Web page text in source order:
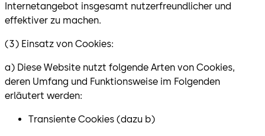
Internetangebot insgesamt nutzerfreundlicher und
effektiver zu machen.
(3) Einsatz von Cookies:
a) Diese Website nutzt folgende Arten von Cookies,
deren Umfang und Funktionsweise im Folgenden
erläutert werden:
Transiente Cookies (dazu b)